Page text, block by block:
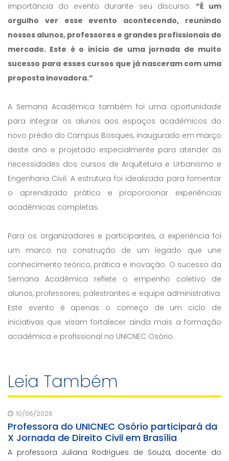
importância do evento durante seu discurso: “É um
orgulho ver esse evento acontecendo, reunindo
nossos alunos, professores e grandes profissionais do
mercado. Este é o início de uma jornada de muito
sucesso para esses cursos que já nasceram com uma
proposta inovadora.”
A Semana Acadêmica também foi uma oportunidade
para integrar os alunos aos espaços acadêmicos do
novo prédio do Campus Bosques, inaugurado em março
deste ano e projetado especialmente para atender às
necessidades dos cursos de Arquitetura e Urbanismo e
Engenharia Civil. A estrutura foi idealizada para fomentar
o aprendizado prático e proporcionar experiências
acadêmicas completas.
Para os organizadores e participantes, a experiência foi
um marco na construção de um legado que une
conhecimento teórico, prática e inovação. O sucesso da
Semana Acadêmica reflete o empenho coletivo de
alunos, professores, palestrantes e equipe administrativa.
Este evento é apenas o começo de um ciclo de
iniciativas que visam fortalecer ainda mais a formação
acadêmica e profissional no UNICNEC Osório.
Leia Também
10/06/2026
Professora do UNICNEC Osório participará da
X Jornada de Direito Civil em Brasília
A professora Juliana Rodrigues de Souza, docente do